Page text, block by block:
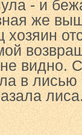
- и
же
хозяин
видно.
в лисью